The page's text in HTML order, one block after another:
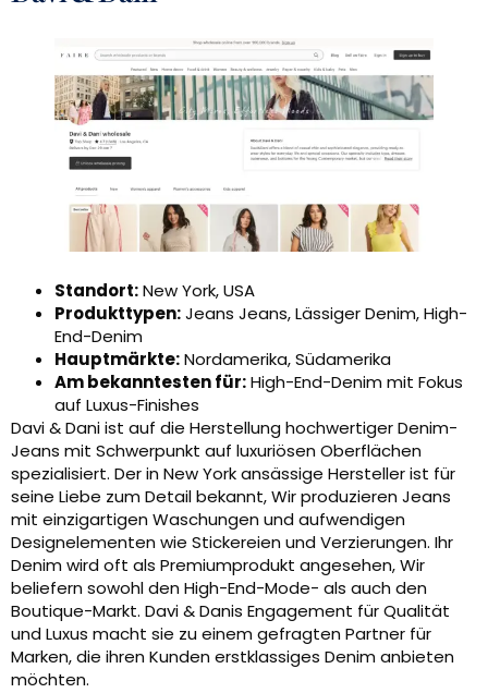
Standort:New York, USA
Produkttypen:Jeans Jeans, Lässiger Denim, High-
End-Denim
Hauptmärkte:Nordamerika, Südamerika
Am bekanntesten für:High-End-Denim mit Fokus
auf Luxus-Finishes
Davi & Dani ist auf die Herstellung hochwertiger Denim-
Jeans mit Schwerpunkt auf luxuriösen Oberflächen
spezialisiert. Der in New York ansässige Hersteller ist für
seine Liebe zum Detail bekannt, Wir produzieren Jeans
mit einzigartigen Waschungen und aufwendigen
Designelementen wie Stickereien und Verzierungen. Ihr
Denim wird oft als Premiumprodukt angesehen, Wir
beliefern sowohl den High-End-Mode- als auch den
Boutique-Markt. Davi & Danis Engagement für Qualität
und Luxus macht sie zu einem gefragten Partner für
Marken, die ihren Kunden erstklassiges Denim anbieten
möchten.